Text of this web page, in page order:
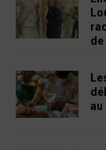
de
au